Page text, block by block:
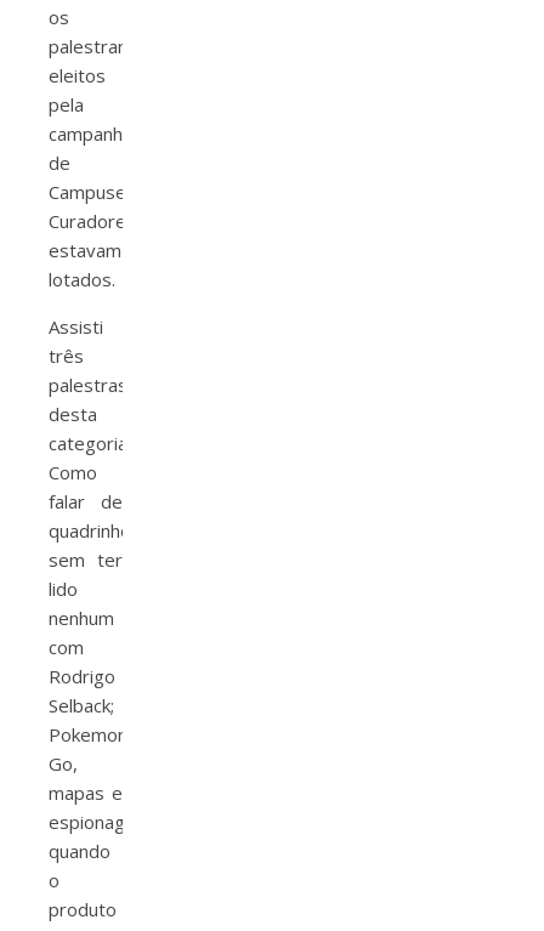
os
palestrantes
eleitos
pela
campanha
de
Campuseiros
Curadores
estavam
lotados.
Assisti
três
palestras
desta
categoria:
Como
falar de
quadrinhos
sem ter
lido
nenhum
com
Rodrigo
Selback;
Pokemon
Go,
mapas e
espionagem:
quando
o
produto